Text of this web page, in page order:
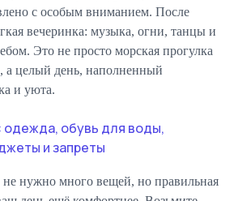
с особым вниманием. После
вечеринка: музыка, огни, танцы и
Это не просто морская прогулка
а целый день, наполненный
и уюта.
одежда, обувь для воды,
и запреты
не нужно много вещей, но правильная